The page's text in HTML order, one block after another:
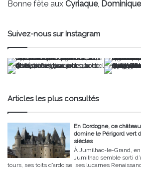
Bonne fête aux Cyriaque,
Suivez-nous sur Instagram
Articles les plus consultés
En Dordogne, ce
domine le Périgord vert
siècles
À Jumilhac-le-Grand,
Jumilhac semble sorti
tours, ses toits d’ardoise, ses lucarnes